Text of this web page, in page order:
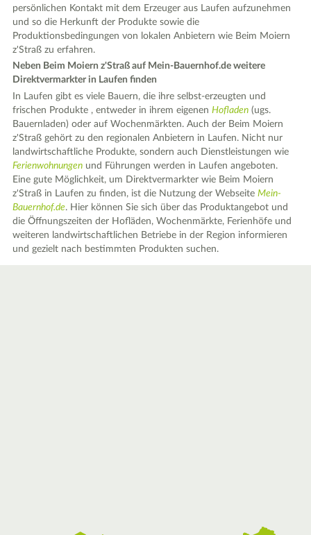
persönlichen Kontakt mit dem Erzeuger aus Laufen aufzunehmen
und so die Herkunft der Produkte sowie die
Produktionsbedingungen von lokalen Anbietern wie Beim Moiern
z'Straß zu erfahren.
Neben Beim Moiern z'Straß auf Mein-Bauernhof.de weitere
Direktvermarkter in Laufen finden
In Laufen gibt es viele Bauern, die ihre selbst-erzeugten und
frischen Produkte , entweder in ihrem eigenenHofladen (ugs.
Bauernladen) oder auf Wochenmärkten. Auch der Beim Moiern
z'Straß gehört zu den regionalen Anbietern in Laufen. Nicht nur
landwirtschaftliche Produkte, sondern auch Dienstleistungen wie
Ferienwohnungen und Führungen werden in Laufen angeboten.
Eine gute Möglichkeit, um Direktvermarkter wie Beim Moiern
z'Straß in Laufen zu finden, ist die Nutzung der WebseiteMein-
Bauernhof.de. Hier können Sie sich über das Produktangebot und
die Öffnungszeiten der Hofläden, Wochenmärkte, Ferienhöfe und
weiteren landwirtschaftlichen Betriebe in der Region informieren
und gezielt nach bestimmten Produkten suchen.